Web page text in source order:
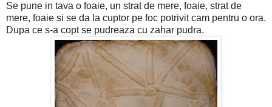
Se pune in tava o foaie, un strat de mere, foaie, strat de
mere, foaie si se da la cuptor pe foc potrivit cam pentru o ora.
Dupa ce s-a copt se pudreaza cu zahar pudra.